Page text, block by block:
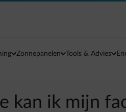
Zonnepanelen Tools & Advies
kan ik mijn